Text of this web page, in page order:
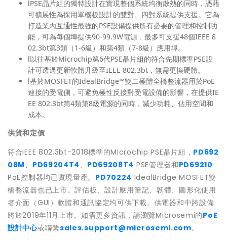
lPSE晶片組的獨特設計在實現整個系統均衡散熱的同時，憑藉
可擴展性為採用單機板設計的雙對、四對系統提供支援。它為
打造業內互通性最強的PSE設備提供所有必要的管理和控制功
能，可為每個埠提供90-99.9W電源，最多可支援48個IEEE 8
02.3bt第3類（1-6級）和第4類（7-8級）應用埠。
l以往基於Microchip第6代PSE晶片組的符合先期標準PSE設
計可透過更新軟體升級至IEEE 802.3bt，無需更換硬體。
l基於MOSFET的IdealBridge™雙二極體全橋整流器用於PoE
連接的受電側，可避免極性反接對受電設備的影響，在提供IE
EE 802.3bt第4類第8級電源的同時，減少功耗、佔用空間和
成本。
供貨和定價
符合IEEE 802.3bt-2018標準的Microchip PSE晶片組， PD692
08M 、 PD69204T4 、 PD69208T4 PSE管理器和PD69210
PoE控制器均已實現量產。 PD70224 IdealBridge MOSFET雙
橋整流器也已上市。評估板、設計應用筆記、韌體、圖形化使用
者介面（GUI）軟體和通訊協定均可供下載。供電器和中跨設備
將於2019年11月上市。如需更多資訊，請瀏覽Microsemi的PoE
設計中心或聯繫sales.support@microsemi.com。